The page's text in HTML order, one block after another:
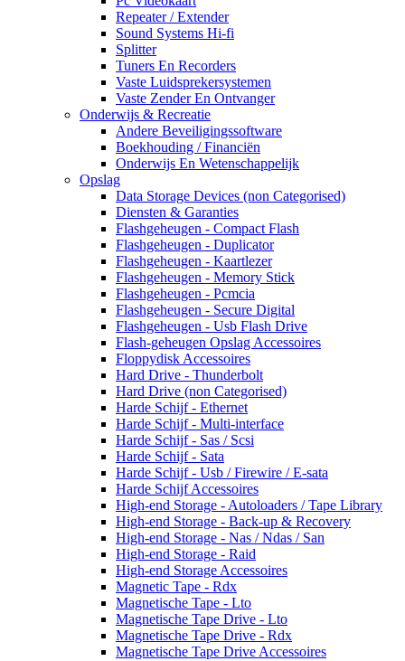
Repeater / Extender
Sound Systems Hi-fi
Splitter
Tuners En Recorders
Vaste Luidsprekersystemen
Vaste Zender En Ontvanger
Onderwijs & Recreatie
Andere Beveiligingssoftware
Boekhouding / Financiën
Onderwijs En Wetenschappelijk
Opslag
Data Storage Devices (non Categorised)
Diensten & Garanties
Flashgeheugen - Compact Flash
Flashgeheugen - Duplicator
Flashgeheugen - Kaartlezer
Flashgeheugen - Memory Stick
Flashgeheugen - Pcmcia
Flashgeheugen - Secure Digital
Flashgeheugen - Usb Flash Drive
Flash-geheugen Opslag Accessoires
Floppydisk Accessoires
Hard Drive - Thunderbolt
Hard Drive (non Categorised)
Harde Schijf - Ethernet
Harde Schijf - Multi-interface
Harde Schijf - Sas / Scsi
Harde Schijf - Sata
Harde Schijf - Usb / Firewire / E-sata
Harde Schijf Accessoires
High-end Storage - Autoloaders / Tape Library
High-end Storage - Back-up & Recovery
High-end Storage - Nas / Ndas / San
High-end Storage - Raid
High-end Storage Accessoires
Magnetic Tape - Rdx
Magnetische Tape - Lto
Magnetische Tape Drive - Lto
Magnetische Tape Drive - Rdx
Magnetische Tape Drive Accessoires